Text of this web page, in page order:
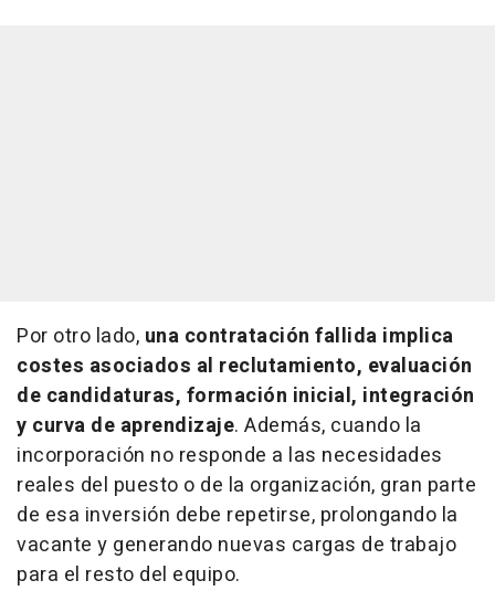
Por otro lado, una contratación fallida implica
costes asociados al reclutamiento, evaluación
de candidaturas, formación inicial, integración
y curva de aprendizaje. Además, cuando la
incorporación no responde a las necesidades
reales del puesto o de la organización, gran parte
de esa inversión debe repetirse, prolongando la
vacante y generando nuevas cargas de trabajo
para el resto del equipo.